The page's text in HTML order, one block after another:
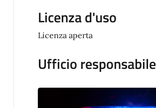
Licenza d'uso
Licenza aperta
Ufficio responsabile